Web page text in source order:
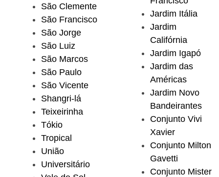
São Clemente
São Francisco
São Jorge
São Luiz
São Marcos
São Paulo
São Vicente
Shangri-lá
Teixeirinha
Tókio
Tropical
União
Universitário
Jardim Itália
Jardim
Califórnia
Jardim Igapó
Jardim das
Américas
Jardim Novo
Bandeirantes
Conjunto Vivi
Xavier
Conjunto Milton
Gavetti
Conjunto Mister